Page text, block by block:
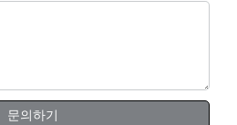
문의하기